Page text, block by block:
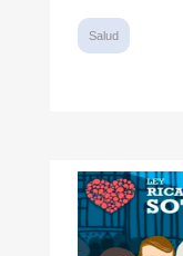
Salud